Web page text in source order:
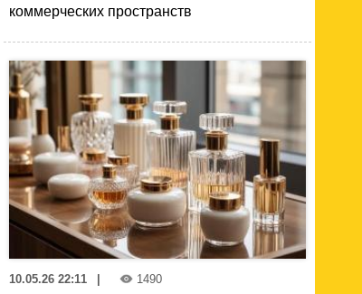
коммерческих пространств
10.05.26 22:11 | 1490